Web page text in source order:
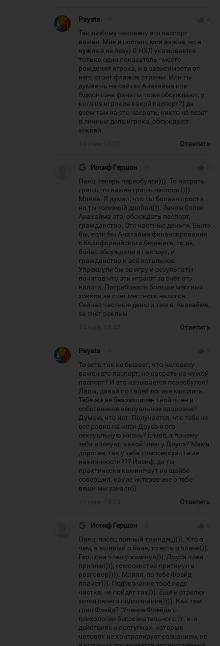
Payats
Так любому человеку его паспорт
важен. Мне и постель моя важна, но в
чужие я не лезу) В НХЛ указывается
только один показатель - место
рождения игрока, и в зависимости от
него стоит флажок страны. Или ты
думаешь на сайтах Анахайма или
Эдмонтона фанаты тоже обсуждают, у
кого из игроков какой паспорт?) да
всем там на это насрать, никто не лезет
в личные дела игрока, обсуждают
хоккей.
Ответить
Иосиф Гершон
Паяц, теперь переобулся))). То насрать
гришь, то важен гришь паспорт)))).
Мляяя. Я думал, что ты болван просто,
но ты голимый долбан))). Зачем более
Анахайма это, обсуждать паспорт,
гражданство. Это частные деньги. Было
бы, если бы Анахайма финансирования
с Колифорнийского бюджета, то да,
болел обсуждали и паспорт, и
гражданство и всё остальное.
Упрекнули бы за игру и результаты
почитав что эти играют за счёт его
налога. Потребовали больше местных
хокков за счёт местного налогов.
Сейчас частные деньги там в, Анахайме,
за счёт реклам.
Ответить
Payats
То есть так не бывает, что человеку
важен его паспорт, но насрать на чужой
паспорт? И это называется переобулся?
Лады, давай по твоей логике мыслить.
Тебе же не безразличен твой член и
собственное сексуальное здоровье?
Думаю, что нет. Получается, что тебе не
все равно на член Доуса и его
сексуальную жизнь? Е-моё, а почему
тебя волнует, какой член у Доуса? Мама
дорогая, так у тебя гомосексуалтные
наклонности??? Йосиф, да ты
практически каминг-аут на шайбе
совершил, какие интересные о тебе
вещи мы узнали))
Ответить
Иосиф Гершон
Паяц, писец полный трындец)))). Кто о
чем, а вшивый о бане, то есть о члене))).
Гершона член упоминул))), Доуса член
приплел))), гомосекство притянул в
разговор)))). Мляяя, по тебе Фрейд
плачет))). Подсознание твоё надо
чистка, не пойдёт так))). Ещё и стрелку
хотел своего подсознания)))). Как там
грил Фрейд? "Учение Фрейда о
психологии бессознательного (т. е. о
действиях и поступках, которые
человек не контролирует сознанием, но